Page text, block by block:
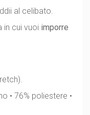
al celibato.
in cui vuoi imporre
• 76% poliestere •